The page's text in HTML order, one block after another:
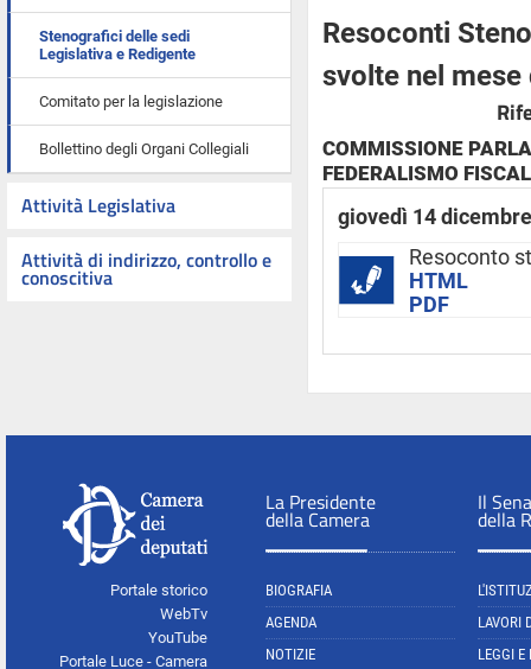
Stenografici delle sedi
Legislativa e Redigente
Comitato per la legislazione
Bollettino degli Organi Collegiali
Attività Legislativa
Attività di indirizzo, controllo e
conoscitiva
Resoconti
svolte nel
COMMISSIONE
FEDERALISMO
giovedì 14
Resoconto
HTML
PDF
Portale storico
WebTv
YouTube
Portale Luce - Camera
La Presidente
della Camera
BIOGRAFIA
AGENDA
NOTIZIE
Il
della
LAVORI
LEGGI E